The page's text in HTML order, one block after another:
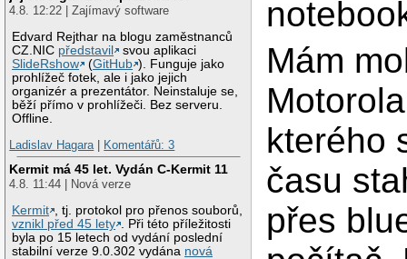
4.8. 12:22 | Zajímavý software
Edvard Rejthar na blogu zaměstnanců
CZ.NIC představil
svou aplikaci
SlideRshow
(GitHub ). Funguje jako
prohlížeč fotek, ale i jako jejich
organizér a prezentátor. Neinstaluje se,
běží přímo v prohlížeči. Bez serveru.
Offline.
Ladislav Hagara| Komentářů: 3
Kermit má 45 let. Vydán C-Kermit 11
4.8. 11:44 | Nová verze
Kermit
, tj. protokol pro přenos souborů,
vznikl před 45 lety
. Při této příležitosti
byla po 15 letech od vydání poslední
stabilní verze 9.0.302 vydána nová
Mám
kterého
času
přes